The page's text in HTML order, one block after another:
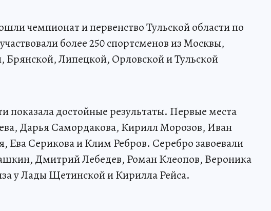
чемпионат и первенство Тульской области по
более 250 спортсменов из Москвы,
Брянской, Липецкой, Орловской и Тульской
показала достойные результаты. Первые места
Дарья Самордакова, Кирилл Морозов, Иван
Ева Серикова и Клим Ребров. Серебро завоевали
Дмитрий Лебедев, Роман Клеопов, Вероника
у Лады Щетинской и Кирилла Рейса.